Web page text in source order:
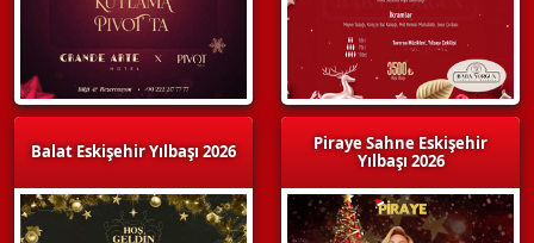
Balat Eskişehir Yılbaşı 2026
Piraye Sahne Eskişehir
Yılbaşı 2026